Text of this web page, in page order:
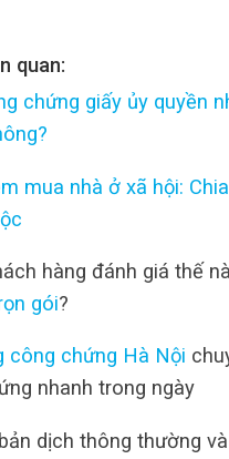
quan:
chứng giấy ủy quyền
mua nhà ở xã hội:
hàng đánh giá thế
gói?
công chứng Hà Nội
nhanh trong ngày
dịch thông thường